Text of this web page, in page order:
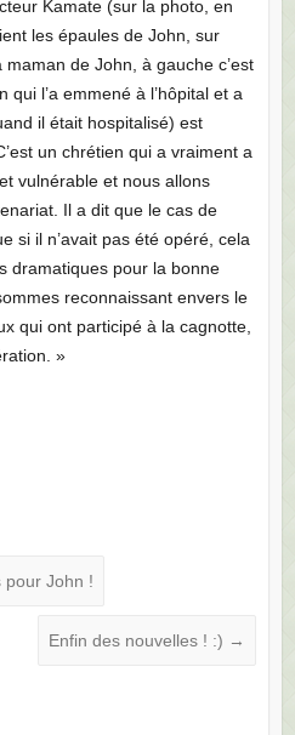
Kamate (sur la photo, en
les épaules de John, sur
de John, à gauche c’est
l’a emmené à l’hôpital et a
il était hospitalisé) est
un chrétien qui a vraiment a
vulnérable et nous allons
Il a dit que le cas de
si il n’avait pas été opéré, cela
dramatiques pour la bonne
reconnaissant envers le
qui ont participé à la cagnotte,
»
pour John !
Enfin des nouvelles ! :) →